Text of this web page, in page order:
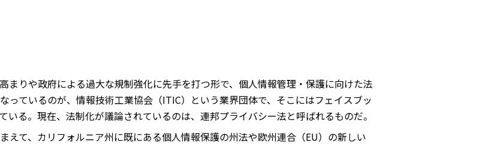
まりや政府による過大な規制強化に先手を打つ形で、個人情報管理・保護に向けた法
っているのが、情報技術工業協会（ITIC）という業界団体で、そこにはフェイスブッ
る。現在、法制化が議論されているのは、連邦プライバシー法と呼ばれるものだ。
えて、カリフォルニア州に既にある個人情報保護の州法や欧州連合（EU）の新しい